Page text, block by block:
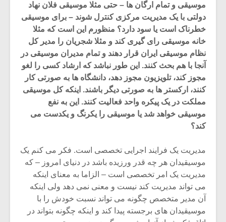
موسیقی و تمام ارگان ها – حتی مثلا موسیقی فلان نهاد
دولتی با یک مدیریت مرکزی کنترل شوند – برای موسیقی
خطرناک است یا سود دارد؟ منظورم این است که مثلا
خانه موسیقی رای گیری کند و مثلا شجریان را مدیر کل
نظام موسیقی ایران قرار دهند و تمام مدیران موسیقی در
آنجا با هم بحث کنند. این طور نباشد که ارشاد کسی را لغو
مجوز کند، تلویزیون مجوز دهد، دانشگاه ها به صورتی کار
کنند، ارکستر ها به صورتی دیگر باشند. اینکه کل موسیقی
مملکت در یک پیکره واحد فعالیت کنند. این به نفع
موسیقی خواهد شد یا موسیقی را یکرنگ و یکدست می
کند؟
مدیریت یک فرایند اجرایی تخصصی است. فکر می کنم یک
موسیقیدان هر چه قدر ورزیده باشد در دنیای امروز – که
مدیریت یک امر تخصصی است – الزاما به معنای اینکه
می تواند مدیریت کند نیست و معنی نمی دهد ولی اینکه
آن مدیر متخصص چگونه می تواند نسبت خودش را با
موسیقیدان های برجسته پیدا کند و اینکه چگونه بتواند در
میکلوش روژا
اگر نمی توانی
مشهورترین باشی،
بدنام ترین باش
موریس ژار
برگزار